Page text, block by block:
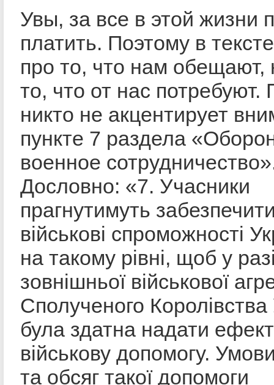
Увы, за все в этой жизни
платить. Поэтому в
про то, что нам обещают,
то, что от нас потребуют.
никто не акцентирует
пункте 7 раздела
военное
Дословно: «7. Учасники
прагнутимуть
військові спроможності
на такому рівні, щоб у
зовнішньої військової
Сполученого Королівства
була здатна надати
військову допомогу.
та обсяг такої допомоги